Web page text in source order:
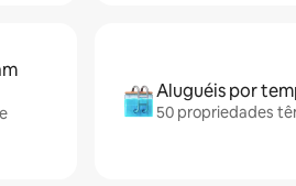
Aluguéis por
50 propriedades